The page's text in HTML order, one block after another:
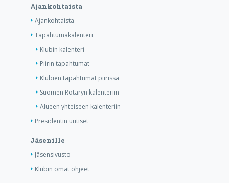
Ajankohtaista
Ajankohtaista
Tapahtumakalenteri
Klubin kalenteri
Piirin tapahtumat
Klubien tapahtumat piirissä
Suomen Rotaryn kalenteriin
Alueen yhteiseen kalenteriin
Presidentin uutiset
Jäsenille
Jäsensivusto
Klubin omat ohjeet